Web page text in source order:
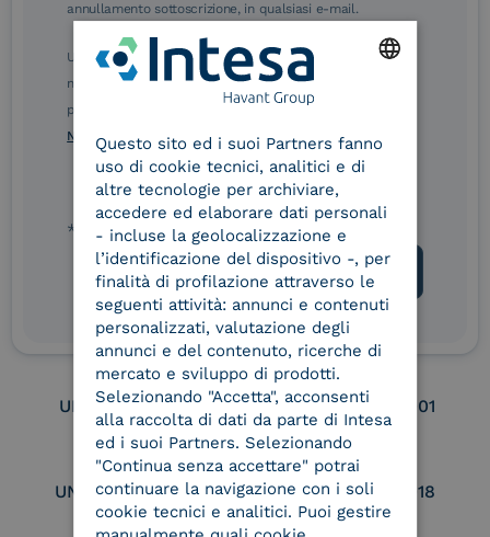
eIDAS Qualified Trust
Service Provider
eIDAS Qualified Trust
Service Provider for
Remote Qualified
Electronic Signature /
Seal Creation
Service Provider e
Aggregatore SPID
Service Provider e
Aggregatore CIE
Conservatore
qualificato
UNI EN ISO 37001
UNI EN ISO 9001 UNI EN ISO 27001
UNI EN ISO 27017 UNI EN ISO 27018
annullamento sottoscrizione, in qualsiasi e-mail.
Ulteriori informazioni sulle procedure sono disponibili
nelle Norme di tutela della privacy INTESA. Inoltrando il
presente modulo, dichiaro di aver letto e compreso le
Norme di tutela della privacy INTESA
* campo obbligatorio
ITALIAN
Questo sito ed i suoi Partners fanno
uso di cookie tecnici, analitici e di
altre tecnologie per archiviare,
accedere ed elaborare dati personali
- incluse la geolocalizzazione e
l’identificazione del dispositivo -, per
finalità di profilazione attraverso le
seguenti attività: annunci e contenuti
personalizzati, valutazione degli
annunci e del contenuto, ricerche di
mercato e sviluppo di prodotti.
Selezionando "Accetta", acconsenti
alla raccolta di dati da parte di Intesa
ed i suoi Partners. Selezionando
"Continua senza accettare" potrai
continuare la navigazione con i soli
cookie tecnici e analitici. Puoi gestire